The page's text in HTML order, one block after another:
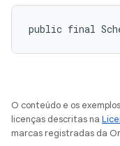
public final
O conteúdo e os
licenças descritas na
marcas registradas da